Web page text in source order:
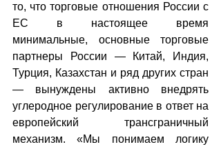
то, что торговые отношения России с
ЕС в настоящее время
минимальные, основные торговые
партнеры России — Китай, Индия,
Турция, Казахстан и ряд других стран
— вынуждены активно внедрять
углеродное регулирование в ответ на
европейский трансграничный
механизм. «Мы понимаем логику